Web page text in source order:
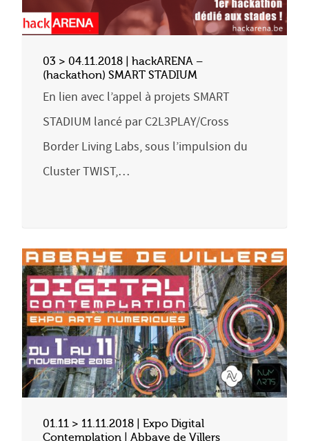
03 > 04.11.2018 | hackARENA –
(hackathon) SMART STADIUM
En lien avec l’appel à projets SMART
STADIUM lancé par C2L3PLAY/Cross
Border Living Labs, sous l’impulsion du
Cluster TWIST,…
01.11 > 11.11.2018 | Expo Digital
Contemplation | Abbaye de Villers